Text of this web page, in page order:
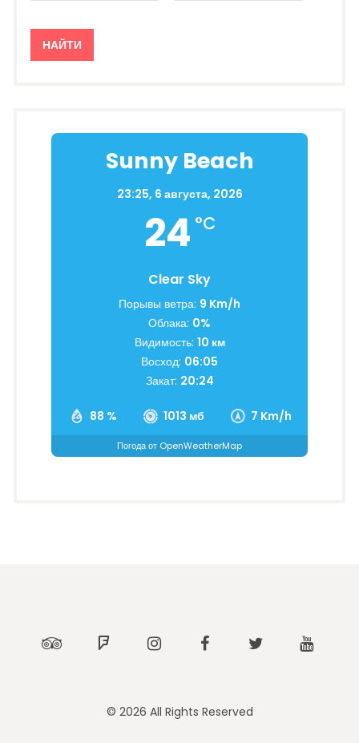
Sunny Beach
23:25, 6 августа, 2026
24 °C
Clear Sky
88 % 1013 мб 7 Km/h
Порывы ветра: 9 Km/h
Облака: 0%
Видимость: 10 км
Восход: 06:05
Закат: 20:24
Погода от OpenWeatherMap
TripadvisorFoursquareInstagram Facebook Twitter
© 2026 All Rights Reserved